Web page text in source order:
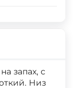
запах, с
Низ